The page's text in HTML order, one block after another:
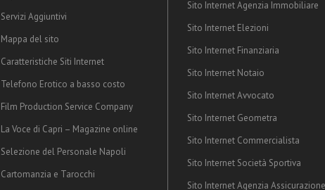
Servizi Aggiuntivi
Mappa del sito
Caratteristiche Siti Internet
Telefono Erotico a basso costo
Film Production Service Company
La Voce di Capri – Magazine online
Selezione del Personale Napoli
Cartomanzia e Tarocchi
Sito Internet Agenzia Immobiliare
Sito Internet Elezioni
Sito Internet Finanziaria
Sito Internet Notaio
Sito Internet Avvocato
Sito Internet Geometra
Sito Internet Commercialista
Sito Internet Società Sportiva
Sito Internet Agenzia Assicurazione